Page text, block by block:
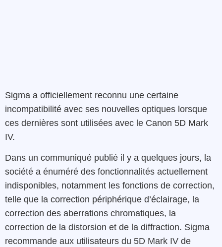
Sigma a officiellement reconnu une certaine
incompatibilité avec ses nouvelles optiques lorsque
ces dernières sont utilisées avec le Canon 5D Mark
IV.
Dans un communiqué publié il y a quelques jours, la
société a énuméré des fonctionnalités actuellement
indisponibles, notamment les fonctions de correction,
telle que la correction périphérique d’éclairage, la
correction des aberrations chromatiques, la
correction de la distorsion et de la diffraction. Sigma
recommande aux utilisateurs du 5D Mark IV de